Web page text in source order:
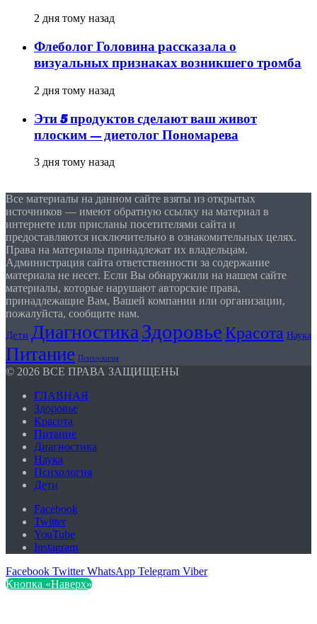
2 дня тому назад
Флеболог Головина рассказала о
визуальных признаках возникшего тромба
2 дня тому назад
Эти 5 продуктов сделают ваш живот
плоским — диетолог Пономарева
3 дня тому назад
Все материалы на данном сайте взяты из открытых
источников — имеют обратную ссылку на материал в
интернете или присланы посетителями сайта и
предоставляются исключительно в ознакомительных целях.
Права на материалы принадлежат их владельцам.
Администрация сайта ответственности за содержание
материала не несет. Если Вы обнаружили на нашем сайте
материалы, которые нарушают авторские права,
принадлежащие Вам, Вашей компании или организации,
пожалуйста, сообщите нам.
Дети ДиагностикаЗдоровьеКрасота Наука
Питание Психология
© 2026 ВСЕ ПРАВА ЗАЩИЩЕНЫ
ГЛАВНАЯ
Здоровье
Красота
Питание
Диагностика
Наука
Психология
Дети
Facebook
Twitter
YouTube
Instagram
Facebook Twitter WhatsApp Telegram Viber
Кнопка «Наверх»